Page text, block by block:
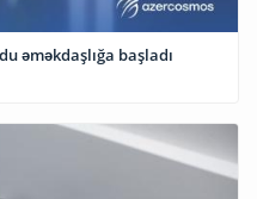
əməkdaşlığa başladı